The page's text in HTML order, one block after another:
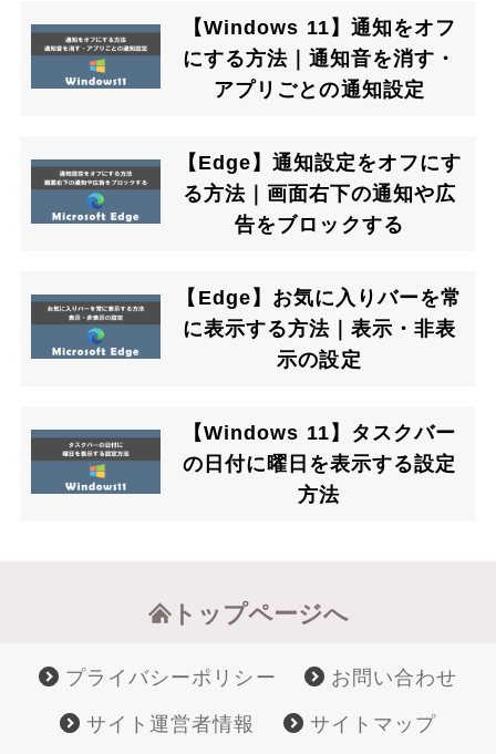
【Windows 11】通知をオフ
にする方法｜通知音を消す・
アプリごとの通知設定
【Edge】通知設定をオフにす
る方法｜画面右下の通知や広
告をブロックする
【Edge】お気に入りバーを常
に表示する方法｜表示・非表
示の設定
【Windows 11】タスクバー
の日付に曜日を表示する設定
方法
トップページへ
プライバシーポリシー お問い合わせ
サイト運営者情報 サイトマップ